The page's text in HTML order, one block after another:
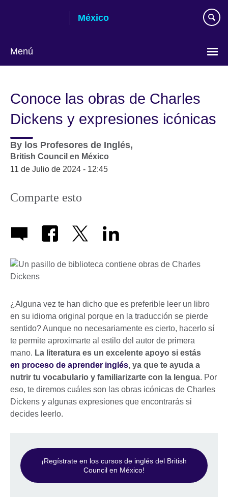
México
Menú
language
Conoce las obras de Charles
Dickens y expresiones icónicas
By los Profesores de Inglés,
British Council en México
11 de Julio de 2024 - 12:45
Comparte esto
¿Alguna vez te han dicho que es preferible leer un libro
en su idioma original porque en la traducción se pierde
sentido? Aunque no necesariamente es cierto, hacerlo sí
te permite aproximarte al estilo del autor de primera
mano. La literatura es un excelente apoyo si estás
en proceso de aprender inglés, ya que te ayuda a
nutrir tu vocabulario y familiarizarte con la lengua. Por
eso, te diremos cuáles son las obras icónicas de Charles
Dickens y algunas expresiones que encontrarás si
decides leerlo.
¡Regístrate en los cursos de inglés del British
Council en México!